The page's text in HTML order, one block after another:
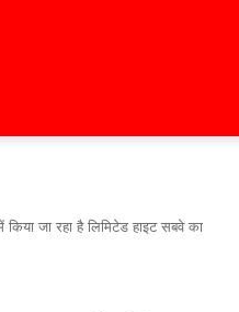
जा रहा है लिमिटेड हाइट सबवे का